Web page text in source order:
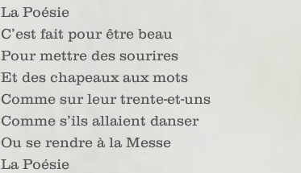
La Poésie
C’est fait pour être beau
Pour mettre des sourires
Et des chapeaux aux mots
Comme sur leur trente-et-uns
Comme s’ils allaient danser
Ou se rendre à la Messe
La Poésie